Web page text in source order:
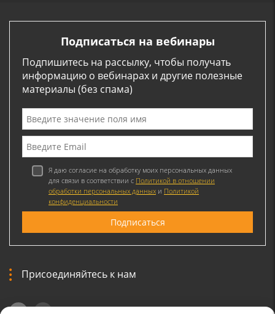
Подписаться на вебинары
Подпишитесь на рассылку, чтобы получать
информацию о вебинарах и другие полезные
материалы (без спама)
Я даю согласие на обработку моих персональных данных
для связи в соответствии с Политикой в отношении
обработки персональных данных и Политикой
конфиденциальности
Присоединяйтесь к нам